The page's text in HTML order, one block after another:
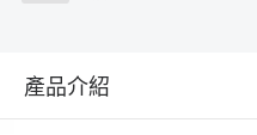
產品介紹